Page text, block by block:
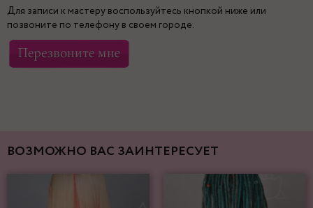
Для записи к мастеру воспользуйтесь кнопкой ниже или
позвоните по телефону в своем городе.
ВОЗМОЖНО ВАС ЗАИНТЕРЕСУЕТ